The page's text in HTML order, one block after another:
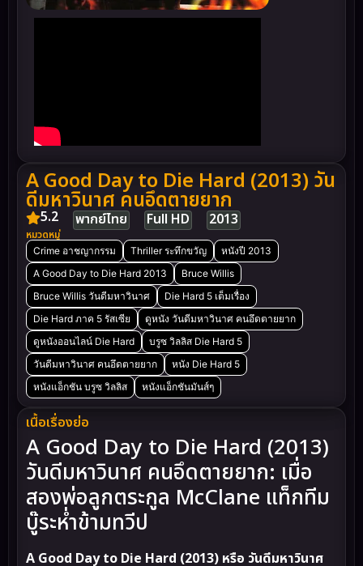
A Good Day to Die Hard (2013) วัน
ดีมหาวินาศ คนอึดตายยาก
5.2 พากย์ไทย Full HD 2013
หมวดหมู่
Crime อาชญากรรม Thriller ระทึกขวัญ
หนังปี 2013
A Good Day to Die Hard 2013
Bruce Willis
Bruce Willis วันดีมหาวินาศ
Die Hard 5 เต็มเรื่อง
Die Hard ภาค 5 รัสเซีย
ดูหนัง วันดีมหาวินาศ คนอึดตายยาก
ดูหนังออนไลน์ Die Hard
บรูซ วิลลิส Die Hard 5
วันดีมหาวินาศ คนอึดตายยาก
หนัง Die Hard 5
หนังแอ็กชัน บรูซ วิลลิส
หนังแอ็กชันมันส์ๆ
เนื้อเรื่องย่อ
A Good Day to Die Hard (2013)
วันดีมหาวินาศ คนอึดตายยาก: เมื่อ
สองพ่อลูกตระกูล McClane แท็กทีม
บู๊ระห่ำข้ามทวีป
A Good Day to Die Hard (2013) หรือ วันดีมหาวินาศ